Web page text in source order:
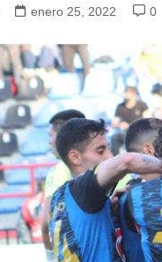
Sagrada Familia
Teno
Vichuquén
enero 25, 2022 0